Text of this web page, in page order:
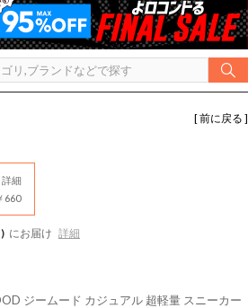
[ 前に戻る ]
詳細
660
にお届け 詳細
ジームード カジュアル 超軽量 スニーカー